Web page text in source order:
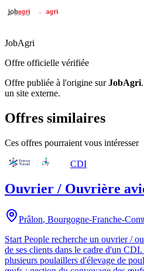
JobAgri
Offre officielle vérifiée
Offre publiée à l'origine sur JobAgri.
un site externe.
Offres similaires
Ces offres pourraient vous intéresser
CDI
Ouvrier / Ouvrière
Prâlon, Bourgogne-Franche-
Start People recherche un ouvrier /
de ses clients dans le cadre d'un
plusieurs poulaillers d'élevage de